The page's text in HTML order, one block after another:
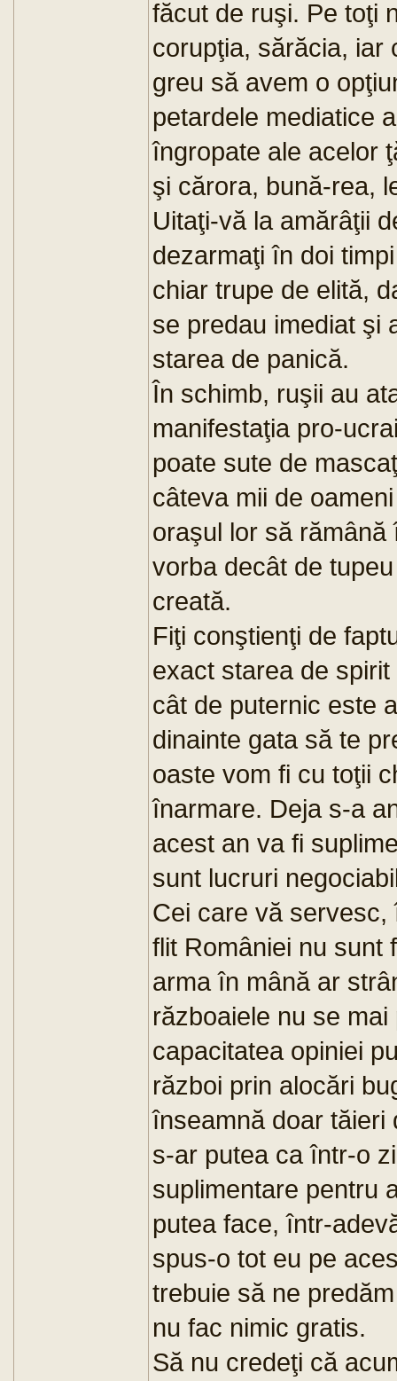
făcut de ruşi. Pe toţi
corupţia, sărăcia, iar
greu să avem o
petardele mediatice
îngropate ale acelor
şi cărora, bună-rea,
Uitaţi-vă la amărâţii
dezarmaţi în doi
chiar trupe de elită,
se predau imediat şi
starea de panică.
În schimb, ruşii au
manifestaţia pro-
poate sute de
câteva mii de
oraşul lor să
vorba decât de
creată.
Fiţi conştienţi de
exact starea de
cât de puternic este
dinainte gata să te
oaste vom fi cu toţii
înarmare. Deja s-a
acest an va fi
sunt lucruri
Cei care vă servesc,
flit României nu sunt
arma în mână ar
războaiele nu se
capacitatea opiniei
război prin alocări
înseamnă doar tăieri
s-ar putea ca într-o
suplimentare pentru
putea face, într-
spus-o tot eu pe
trebuie să ne
nu fac nimic gratis.
Să nu credeţi că